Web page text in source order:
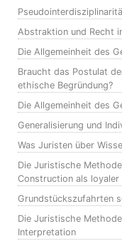
Abstraktion und Recht
Die Allgemeinheit des
Braucht das Postulat
ethische Begründung?
Die Allgemeinheit des
Generalisierung und
Was Juristen über
Die Juristische
Construction als
Grundstückszufahrten
Die Juristische
Interpretation